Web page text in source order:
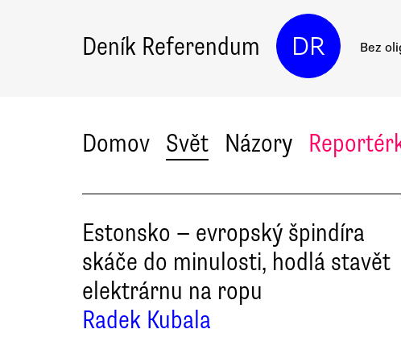
Deník Referendum DR Bez
Domov Svět Názory
Estonsko — evropský špindíra
skáče do minulosti, hodlá stavět
elektrárnu na ropu
Radek Kubala